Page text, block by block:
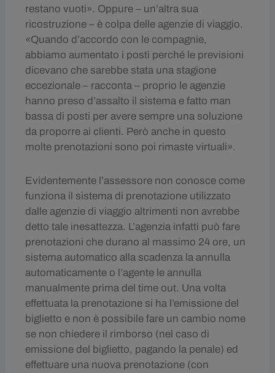
restano vuoti». Oppure – un’altra sua
ricostruzione – è colpa delle agenzie di viaggio.
«Quando d’accordo con le compagnie,
abbiamo aumentato i posti perché le previsioni
dicevano che sarebbe stata una stagione
eccezionale – racconta – proprio le agenzie
hanno preso d’assalto il sistema e fatto man
bassa di posti per avere sempre una soluzione
da proporre ai clienti. Però anche in questo
molte prenotazioni sono poi rimaste virtuali».
Evidentemente l’assessore non conosce come
funziona il sistema di prenotazione utilizzato
dalle agenzie di viaggio altrimenti non avrebbe
detto tale inesattezza. L’agenzia infatti può fare
prenotazioni che durano al massimo 24 ore, un
sistema automatico alla scadenza la annulla
automaticamente o l’agente le annulla
manualmente prima del time out. Una volta
effettuata la prenotazione si ha l’emissione del
biglietto e non è possibile fare un cambio nome
se non chiedere il rimborso (nel caso di
emissione del biglietto, pagando la penale) ed
effettuare una nuova prenotazione (con